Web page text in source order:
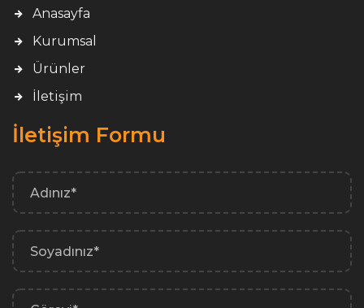
Anasayfa
Kurumsal
Ürünler
İletişim
İletişim Formu